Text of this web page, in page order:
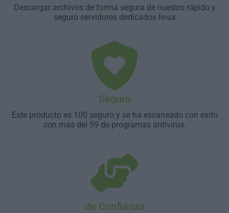
Descargar archivos de forma segura de nuestro rápido y
seguro servidores dedicados linux
Seguro
Este producto es 100 seguro y se ha escaneado con éxito
con más del 59 de programas antivirus.
de Confianza